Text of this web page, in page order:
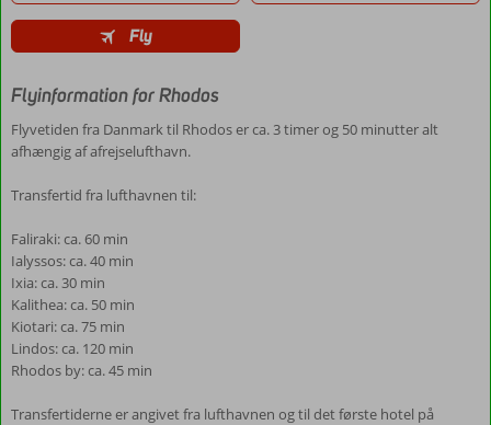
Fly
Flyinformation for Rhodos
Flyvetiden fra Danmark til Rhodos er ca. 3 timer og 50 minutter alt
afhængig af afrejselufthavn.
Transfertid fra lufthavnen til:
Faliraki: ca. 60 min
Ialyssos: ca. 40 min
Ixia: ca. 30 min
Kalithea: ca. 50 min
Kiotari: ca. 75 min
Lindos: ca. 120 min
Rhodos by: ca. 45 min
Transfertiderne er angivet fra lufthavnen og til det første hotel på